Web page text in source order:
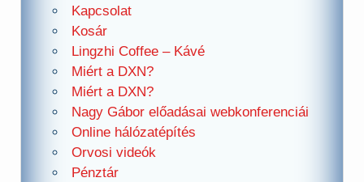
Kapcsolat
Kosár
Lingzhi Coffee – Kávé
Miért a DXN?
Miért a DXN?
Nagy Gábor előadásai webkonferenciái
Online hálózatépítés
Orvosi videók
Pénztár